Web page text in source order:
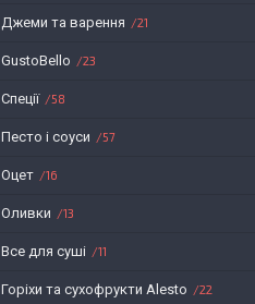
Джеми та варення 21
GustoBello 23
Спеції 58
Песто і соуси 57
Оцет 16
Оливки 13
Все для суші 11
Горіхи та сухофрукти Alesto 22